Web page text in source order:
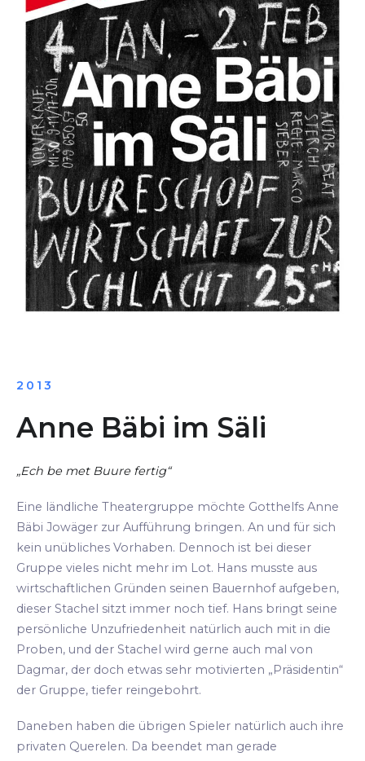
2013
Anne Bäbi im Säli
„Ech be met Buure fertig“
Eine ländliche Theatergruppe möchte Gotthelfs Anne
Bäbi Jowäger zur Aufführung bringen. An und für sich
kein unübliches Vorhaben. Dennoch ist bei dieser
Gruppe vieles nicht mehr im Lot. Hans musste aus
wirtschaftlichen Gründen seinen Bauernhof aufgeben,
dieser Stachel sitzt immer noch tief. Hans bringt seine
persönliche Unzufriedenheit natürlich auch mit in die
Proben, und der Stachel wird gerne auch mal von
Dagmar, der doch etwas sehr motivierten „Präsidentin“
der Gruppe, tiefer reingebohrt.
Daneben haben die übrigen Spieler natürlich auch ihre
privaten Querelen. Da beendet man gerade